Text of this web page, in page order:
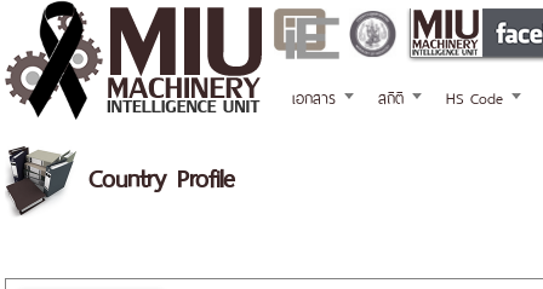
เอกสาร สถิติ HS Code
Country Profile